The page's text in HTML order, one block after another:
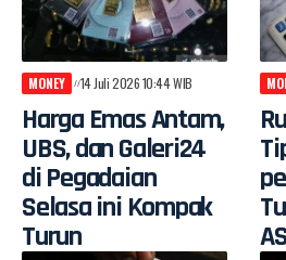
MONEY 14 Juli 2026 10:44 WIB
Harga Emas Antam,
UBS, dan Galeri24
di Pegadaian
Selasa ini Kompak
Turun